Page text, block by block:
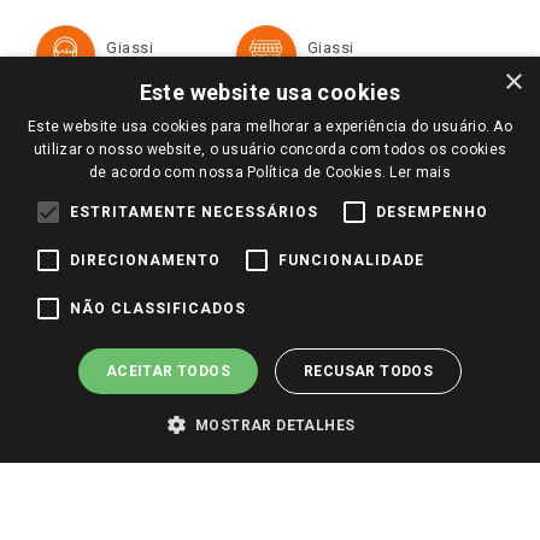
Televendas
Notícias
Perguntas frequentes
Identidade Visual
Formas de Pagamento
Trocas e Devoluções
Giassi
Giassi
Redes Sociais
Pagamento e Segurança
×
Este website usa cookies
Este website usa cookies para melhorar a experiência do usuário. Ao
utilizar o nosso website, o usuário concorda com todos os cookies
de acordo com nossa Política de Cookies. Ler mais
ESTRITAMENTE NECESSÁRIOS DESEMPENHO
DIRECIONAMENTO FUNCIONALIDADE
NÃO CLASSIFICADOS
ACEITAR TODOS RECUSAR TODOS
MOSTRAR DETALHES